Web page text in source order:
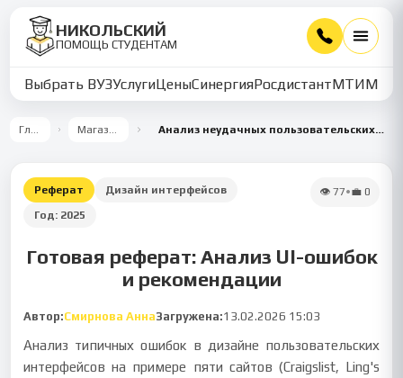
НИКОЛЬСКИЙ
ПОМОЩЬ СТУДЕНТАМ
Выбрать ВУЗУслугиЦеныСинергияРосдистантМТИММУ
Главная Магазин работ Анализ неудачных пользовательских интерфейсов и предложения по их улучшению
Реферат
Дизайн интерфейсов
Год: 2025
👁 77•💼 0
Готовая реферат: Анализ UI-ошибок
и рекомендации
Автор:Смирнова АннаЗагружена:13.02.2026 15:03
Анализ типичных ошибок в дизайне пользовательских
интерфейсов на примере пяти сайтов (Craigslist, Ling's